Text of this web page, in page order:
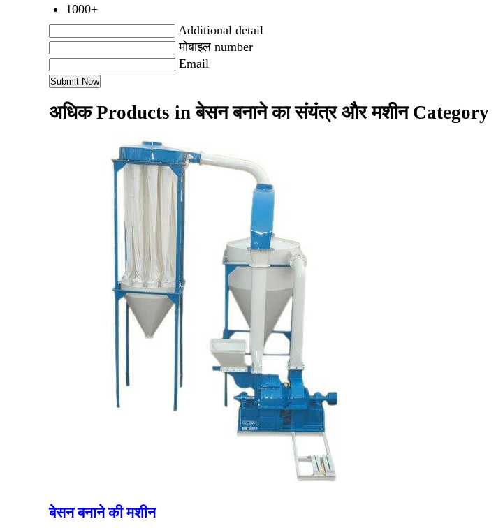
1000+
Additional detail
मोबाइल number
Email
अधिक Products in बेसन बनाने का संयंत्र और मशीन Category
बेसन बनाने की मशीन